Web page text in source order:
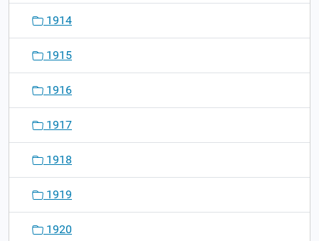
1914
1915
1916
1917
1918
1919
1920